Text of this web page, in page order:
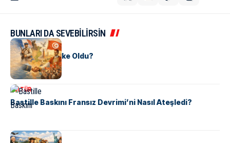
BUNLARI DA SEVEBİLİRSİN
KÜLTÜR
Tunus Nasıl Ülke Oldu?
KÜLTÜR
Bastille Baskını Fransız Devrimi’ni Nasıl Ateşledi?
KÜLTÜR